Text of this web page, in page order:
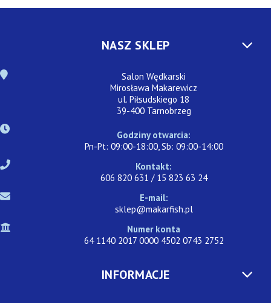
NASZ SKLEP
Salon Wędkarski
Mirosława Makarewicz
ul. Piłsudskiego 18
39-400 Tarnobrzeg
Godziny otwarcia:
Pn-Pt: 09:00-18:00, Sb: 09:00-14:00
Kontakt:
606 820 631 / 15 823 63 24
E-mail:
sklep@makarfish.pl
Numer konta
64 1140 2017 0000 4502 0743 2752
INFORMACJE